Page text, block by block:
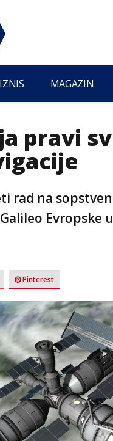
MAGAZIN
pravi
rad na
Evropske
Pinterest